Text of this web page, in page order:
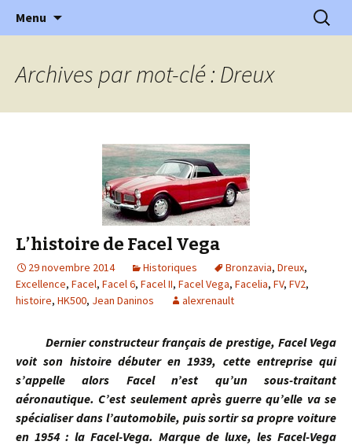
l'Automobile Ancienne
l'automobile ancienne : articles, historiques
…
Menu
Archives par mot-clé : Dreux
L’histoire de Facel Vega
29 novembre 2014 Historiques Bronzavia, Dreux,
Excellence, Facel, Facel 6, Facel II, Facel Vega, Facelia, FV, FV2,
histoire, HK500, Jean Daninos alexrenault
Dernier constructeur français de prestige, Facel Vega
voit son histoire débuter en 1939, cette entreprise qui
s’appelle alors Facel n’est qu’un sous-traitant
aéronautique. C’est seulement après guerre qu’elle va se
spécialiser dans l’automobile, puis sortir sa propre voiture
en 1954 : la Facel-Vega. Marque de luxe, les Facel-Vega